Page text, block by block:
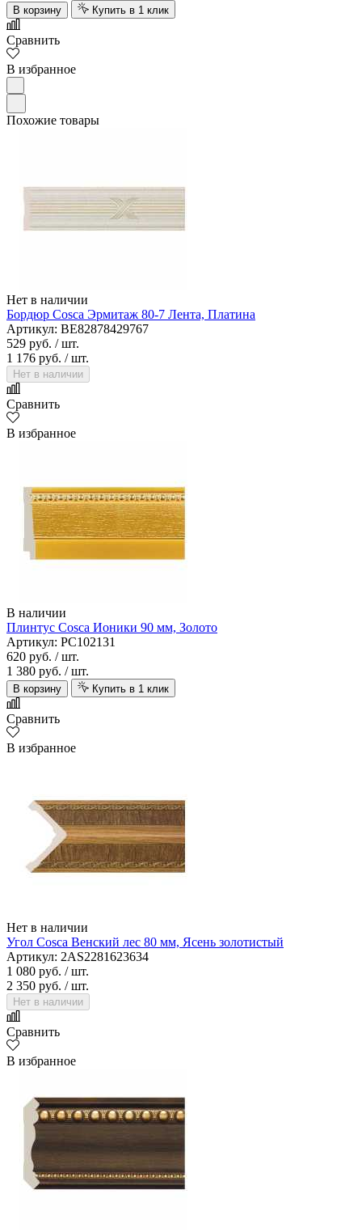
В корзину Купить в 1 клик
Сравнить
В избранное
Похожие товары
Нет в наличии
Бордюр Cosca Эрмитаж 80-7 Лента, Платина
Артикул: BE82878429767
529 руб. / шт.
1 176 руб. / шт.
Нет в наличии
Сравнить
В избранное
В наличии
Плинтус Cosca Ионики 90 мм, Золото
Артикул: PC102131
620 руб. / шт.
1 380 руб. / шт.
В корзину Купить в 1 клик
Сравнить
В избранное
Нет в наличии
Угол Cosca Венский лес 80 мм, Ясень золотистый
Артикул: 2AS2281623634
1 080 руб. / шт.
2 350 руб. / шт.
Нет в наличии
Сравнить
В избранное